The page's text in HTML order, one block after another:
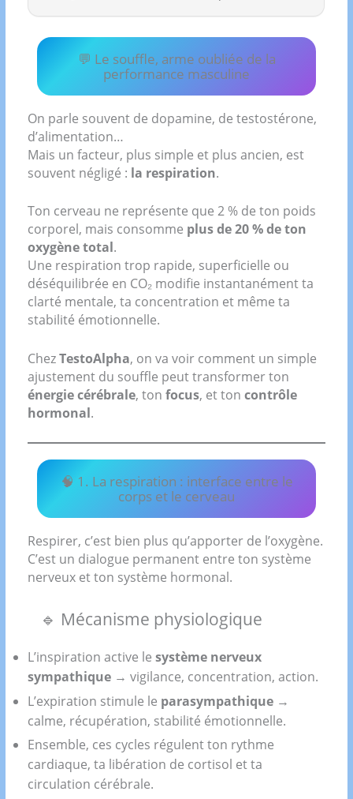
💬 Le souffle, arme oubliée de la
performance masculine
On parle souvent de dopamine, de testostérone,
d’alimentation…
Mais un facteur, plus simple et plus ancien, est
souvent négligé : la respiration.
Ton cerveau ne représente que 2 % de ton poids
corporel, mais consomme plus de 20 % de ton
oxygène total.
Une respiration trop rapide, superficielle ou
déséquilibrée en CO₂ modifie instantanément ta
clarté mentale, ta concentration et même ta
stabilité émotionnelle.
ChezTestoAlpha, on va voir comment un simple
ajustement du souffle peut transformer ton
énergie cérébrale, tonfocus, et toncontrôle
hormonal.
🧠 1. La respiration : interface entre le
corps et le cerveau
Respirer, c’est bien plus qu’apporter de l’oxygène.
C’est un dialogue permanent entre ton système
nerveux et ton système hormonal.
🔹 Mécanisme physiologique
L’inspiration active lesystème nerveux
sympathique → vigilance, concentration, action.
L’expiration stimule le parasympathique →
calme, récupération, stabilité émotionnelle.
Ensemble, ces cycles régulent ton rythme
cardiaque, ta libération de cortisol et ta
circulation cérébrale.